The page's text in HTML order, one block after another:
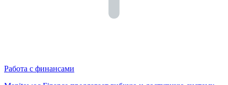
Работа с финансами